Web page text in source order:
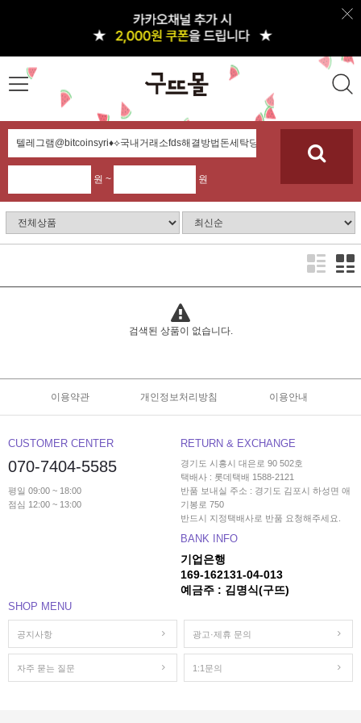
원 ~ 원
검색된 상품이 없습니다.
이용약관 개인정보처리방침 이용안내
CUSTOMER CENTER
070-7404-5585
평일 09:00 ~ 18:00
점심 12:00 ~ 13:00
RETURN & EXCHANGE
경기도 시흥시 대은로 90 502호
택배사 : 롯데택배 1588-2121
반품 보내실 주소 : 경기도 김포시 하성면 애
기봉로 750
반드시 지정택배사로 반품 요청해주세요.
BANK INFO
기업은행
169-162131-04-013
예금주 : 김명식(구뜨)
SHOP MENU
공지사항 광고·제휴 문의
자주 묻는 질문 1:1문의